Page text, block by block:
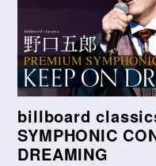
billboard
SYMPHONIC
DREAMING